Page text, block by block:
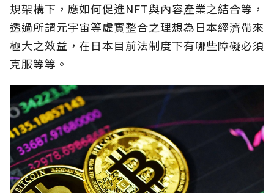
規架構下，應如何促進NFT與內容產業之結合等，
透過所謂元宇宙等虛實整合之理想為日本經濟帶來
極大之效益，在日本目前法制度下有哪些障礙必須
克服等等。